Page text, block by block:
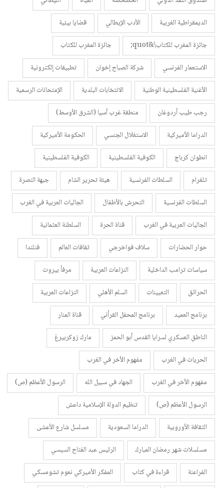
الديمقراطية الغربية
الأدب الإيطالي
قضايا بيئية
جائزة المغرب للكتاب\&quot;
جائزة المغرب للكتاب
الاستعمار الفرنسي
شركة الصباح إخوان
تطبيقات إلكترونية
الأغنية الفلسطينية الوطنية
الانتخابات البلدية
الإمتحانات الرسمية
رجب طيب أردوغان
منطقة غرب آسيا (الشرق الأوسط)
الدراما الأميركية
الاستغلال الجنسي
الحكومة الأميركية
انطوان كرباج
الكوفية الفلسطينية
الكوفية الفلسطينية
تلغرام
السلطات الفرنسية هيئة تحرير الشام
جبهة النصرة
السلطات الفرنسية
التحرش بالأطفال
الجاليات العربية في الغرب
الجاليات العربية في الغرب
قناة الحرة
السلطنة العثمانية
حوار الحضارات
سلاف فواخرجي ثقافات العالم
فنلندا
سياسات ترامب الداخلية
النزاعات العربية
مرفأ بيروت
الحرائق
التعيينات السلم الأهلي
النزاعات العربية
برنامج العميد
برنامج المحفل القرأني
قناة المنار
الناطق العسكري لسرايا القدس أبو الحمز
مارك زوكربيرغ
الحريات في الغرب
مفهوم الأخر في الغرب
مفهوم الأخر في الغرب
الجهاد في سبيل الله
الرسول الأعظم (ص)
الرسول الأعظم (ص)
تنظيم الدولة الإسلامية داعش
الثقافة الأوروبية
الدراما السعودية
مسلسل شارع الأعشى
مسلسلات شهر رمضان المبارك
الرئيس عبد الفتاح السيسي
الفراعنة
قراءة في كتاب
المفكر الأميركي نعوم تشومسكي